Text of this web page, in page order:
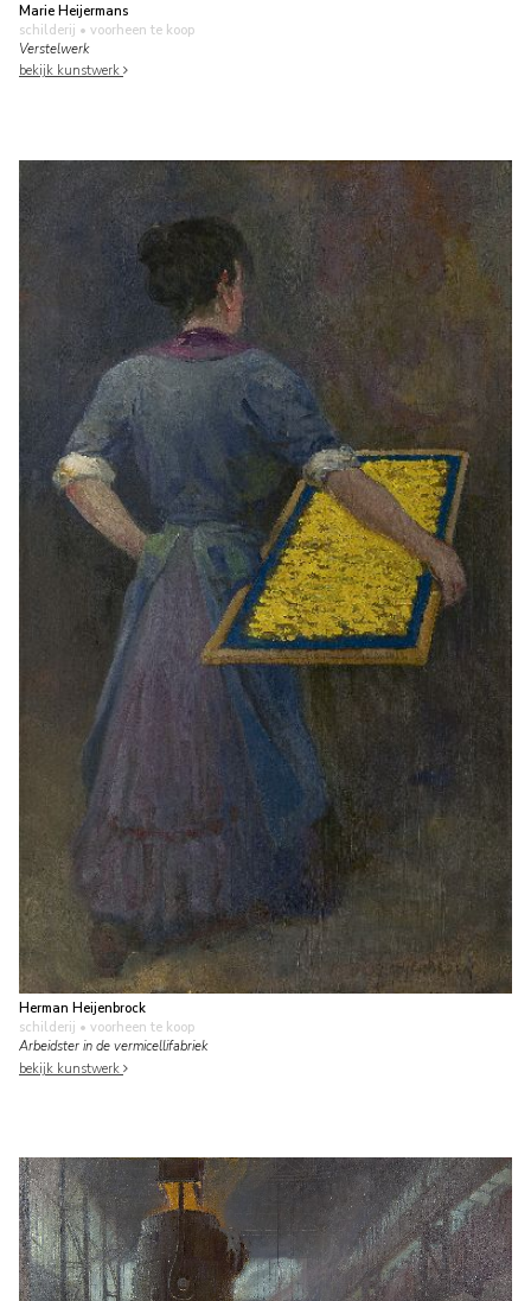
Marie Heijermans
schilderij • voorheen te koop
Verstelwerk
bekijk kunstwerk
Herman Heijenbrock
schilderij • voorheen te koop
Arbeidster in de vermicellifabriek
bekijk kunstwerk